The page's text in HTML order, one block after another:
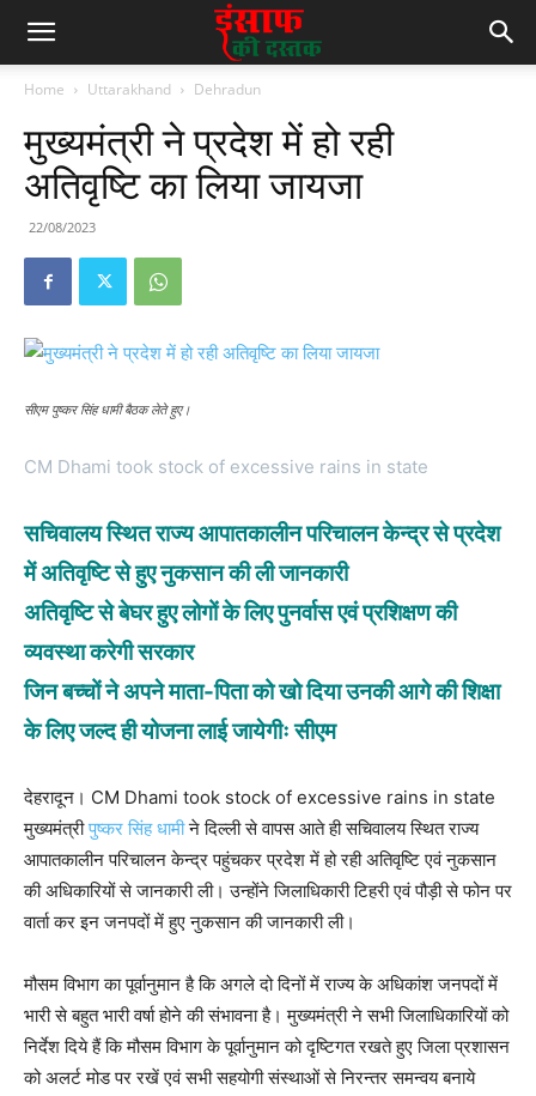
Home Uttarakhand Dehradun
मुख्यमंत्री ने प्रदेश में हो रही
अतिवृष्टि का लिया जायजा
22/08/2023
सीएम पुष्कर सिंह धामी बैठक लेते हुए।
CM Dhami took stock of excessive rains in state
सचिवालय स्थित राज्य आपातकालीन परिचालन केन्द्र से प्रदेश
में अतिवृष्टि से हुए नुकसान की ली जानकारी
अतिवृष्टि से बेघर हुए लोगों के लिए पुनर्वास एवं प्रशिक्षण की
व्यवस्था करेगी सरकार
जिन बच्चों ने अपने माता-पिता को खो दिया उनकी आगे की शिक्षा
के लिए जल्द ही योजना लाई जायेगीः सीएम
देहरादून। CM Dhami took stock of excessive rains in state
मुख्यमंत्रीपुष्कर सिंह धामीने दिल्ली से वापस आते ही सचिवालय स्थित राज्य
आपातकालीन परिचालन केन्द्र पहुंचकर प्रदेश में हो रही अतिवृष्टि एवं नुकसान
की अधिकारियों से जानकारी ली। उन्होंने जिलाधिकारी टिहरी एवं पौड़ी से फोन पर
वार्ता कर इन जनपदों में हुए नुकसान की जानकारी ली।
मौसम विभाग का पूर्वानुमान है कि अगले दो दिनों में राज्य के अधिकांश जनपदों में
भारी से बहुत भारी वर्षा होने की संभावना है। मुख्यमंत्री ने सभी जिलाधिकारियों को
निर्देश दिये हैं कि मौसम विभाग के पूर्वानुमान को दृष्टिगत रखते हुए जिला प्रशासन
को अलर्ट मोड पर रखें एवं सभी सहयोगी संस्थाओं से निरन्तर समन्वय बनाये